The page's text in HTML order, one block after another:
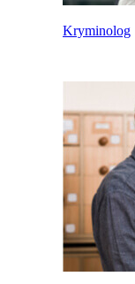
Kryminolog